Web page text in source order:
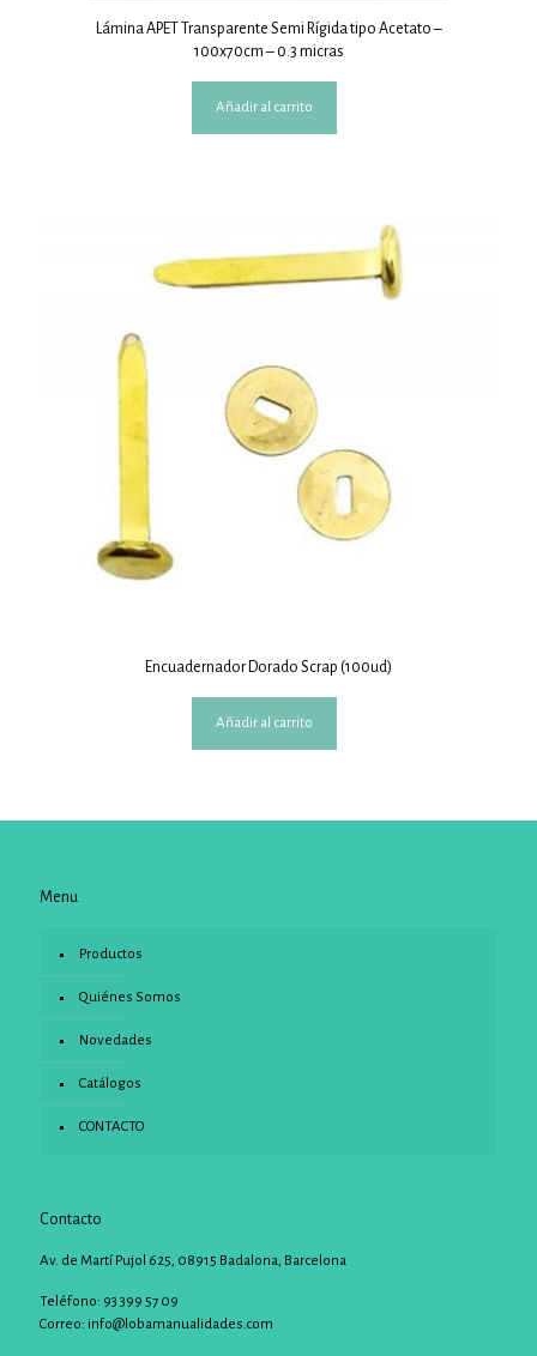
Lámina APET Transparente Semi Rígida tipo Acetato –
100x70cm – 0.3 micras
Añadir al carrito
Encuadernador Dorado Scrap (100ud)
Añadir al carrito
Menu
Productos
Quiénes Somos
Novedades
Catálogos
CONTACTO
Contacto
Av. de Martí Pujol 625, 08915 Badalona, Barcelona
Teléfono: 93 399 57 09
Correo: info@lobamanualidades.com